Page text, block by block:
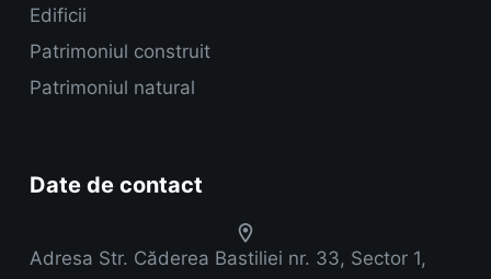
Edificii
Patrimoniul construit
Patrimoniul natural
Date de contact
Adresa Str. Căderea Bastiliei nr. 33, Sector 1,